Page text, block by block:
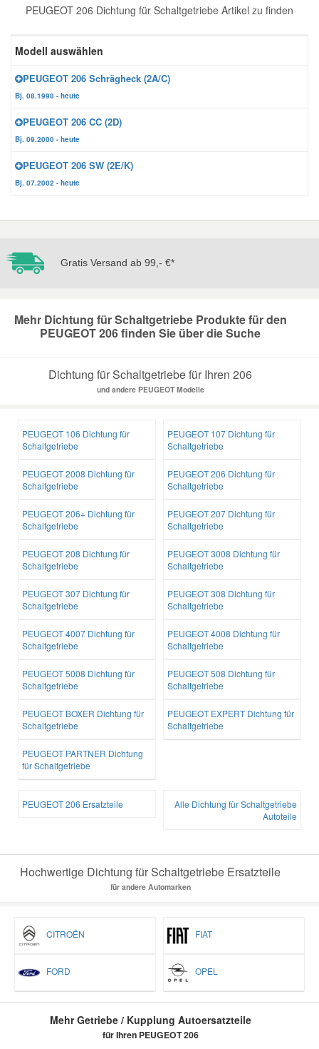
PEUGEOT 206 Dichtung für Schaltgetriebe Artikel zu finden
Modell auswählen
PEUGEOT 206 Schrägheck (2A/C)
Bj. 08.1998 - heute
PEUGEOT 206 CC (2D)
Bj. 09.2000 - heute
PEUGEOT 206 SW (2E/K)
Bj. 07.2002 - heute
Gratis Versand ab 99,- €*
Mehr Dichtung für Schaltgetriebe Produkte für den
PEUGEOT 206 finden Sie über die Suche
Dichtung für Schaltgetriebe für Ihren 206
und andere PEUGEOT Modelle
PEUGEOT 106 Dichtung für
Schaltgetriebe
PEUGEOT 107 Dichtung für
Schaltgetriebe
PEUGEOT 2008 Dichtung für
Schaltgetriebe
PEUGEOT 206 Dichtung für
Schaltgetriebe
PEUGEOT 206+ Dichtung für
Schaltgetriebe
PEUGEOT 207 Dichtung für
Schaltgetriebe
PEUGEOT 208 Dichtung für
Schaltgetriebe
PEUGEOT 3008 Dichtung für
Schaltgetriebe
PEUGEOT 307 Dichtung für
Schaltgetriebe
PEUGEOT 308 Dichtung für
Schaltgetriebe
PEUGEOT 4007 Dichtung für
Schaltgetriebe
PEUGEOT 4008 Dichtung für
Schaltgetriebe
PEUGEOT 5008 Dichtung für
Schaltgetriebe
PEUGEOT 508 Dichtung für
Schaltgetriebe
PEUGEOT BOXER Dichtung für
Schaltgetriebe
PEUGEOT EXPERT Dichtung für
Schaltgetriebe
PEUGEOT PARTNER Dichtung
für Schaltgetriebe
PEUGEOT 206 Ersatzteile
Alle Dichtung für Schaltgetriebe
Autoteile
Hochwertige Dichtung für Schaltgetriebe Ersatzteile
für andere Automarken
CITROËN FIAT
FORD OPEL
Mehr Getriebe / Kupplung Autoersatzteile
für Ihren PEUGEOT 206
Reparatur-Zubehör
Schlüsselgehäuse
Winter-Autozubehör
Hyundai Ersatzteile
Kia Ersatzteile
Mercedes Ersatzteile
Mini Ersatzteile
Mitsubishi Ersatzteile
Nissan Ersatzteile
Porsche Ersatzteile
Seat Ersatzteile
Skoda Ersatzteile
Smart Ersatzteile
Suzuki Ersatzteile
Toyota Ersatzteile
Vauxhall Ersatzteile